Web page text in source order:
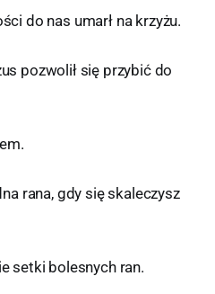
do nas umarł na krzyżu.
pozwolił się przybić do
rana, gdy się skaleczysz
setki bolesnych ran.